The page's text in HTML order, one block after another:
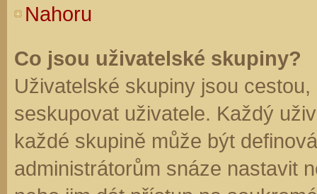
Nahoru
Co jsou uživatelské skupiny?
Uživatelské skupiny jsou
seskupovat uživatele. Každý
každé skupině může být
administrátorům snáze nastavit